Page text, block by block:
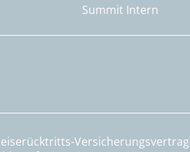
Summit Intern
Versicherungsvertrag